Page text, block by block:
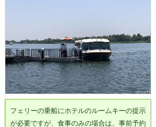
フェリーの乗船にホテルのルームキーの提示
が必要ですが、食事のみの場合は、事前予約